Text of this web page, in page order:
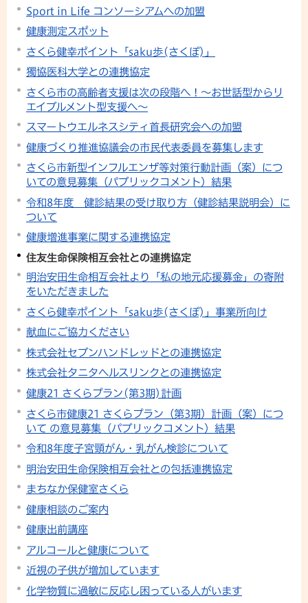
Sport in Life コンソーシアムへの加盟
健康測定スポット
さくら健幸ポイント「saku歩(さくぽ)」
獨協医科大学との連携協定
さくら市の高齢者支援は次の段階へ！～お世話型からリ
エイブルメント型支援へ～
スマートウエルネスシティ首長研究会への加盟
健康づくり推進協議会の市民代表委員を募集します
さくら市新型インフルエンザ等対策行動計画（案）につ
いての意見募集（パブリックコメント）結果
令和8年度 健診結果の受け取り方（健診結果説明会）に
ついて
健康増進事業に関する連携協定
住友生命保険相互会社との連携協定
明治安田生命相互会社より「私の地元応援募金」の寄附
をいただきました
さくら健幸ポイント「saku歩(さくぽ)」事業所向け
献血にご協力ください
株式会社セブンハンドレッドとの連携協定
株式会社タニタヘルスリンクとの連携協定
健康21 さくらプラン(第3期)計画
さくら市健康21 さくらプラン（第3期）計画（案）につ
いて の意見募集（パブリックコメント）結果
令和8年度子宮頸がん・乳がん検診について
明治安田生命保険相互会社との包括連携協定
まちなか保健室さくら
健康相談のご案内
健康出前講座
アルコールと健康について
近視の子供が増加しています
化学物質に過敏に反応し困っている人がいます